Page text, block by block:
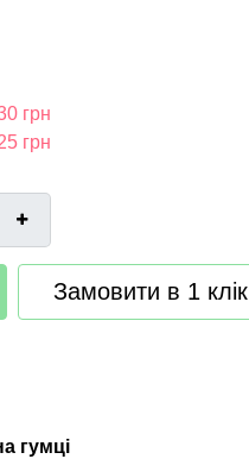
грн
грн
Замовити в 1 клік
гумці